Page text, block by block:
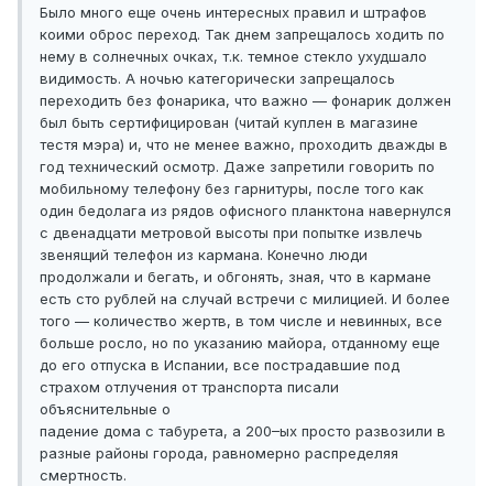
Было много еще очень интересных правил и штрафов
коими оброс переход. Так днем запрещалось ходить по
нему в солнечных очках, т.к. темное стекло ухудшало
видимость. А ночью категорически запрещалось
переходить без фонарика, что важно — фонарик должен
был быть сертифицирован (читай куплен в магазине
тестя мэра) и, что не менее важно, проходить дважды в
год технический осмотр. Даже запретили говорить по
мобильному телефону без гарнитуры, после того как
один бедолага из рядов офисного планктона навернулся
с двенадцати метровой высоты при попытке извлечь
звенящий телефон из кармана. Конечно люди
продолжали и бегать, и обгонять, зная, что в кармане
есть сто рублей на случай встречи с милицией. И более
того — количество жертв, в том числе и невинных, все
больше росло, но по указанию майора, отданному еще
до его отпуска в Испании, все пострадавшие под
страхом отлучения от транспорта писали
объяснительные о
падение дома с табурета, а 200–ых просто развозили в
разные районы города, равномерно распределяя
смертность.